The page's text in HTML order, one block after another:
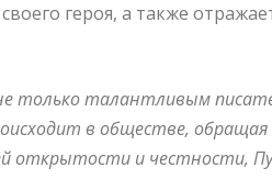
героя, а также
только талантливым
в обществе,
открытости и честности,